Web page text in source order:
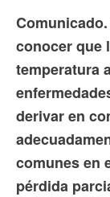
conocer que
temperatura
derivar en
comunes en
pérdida